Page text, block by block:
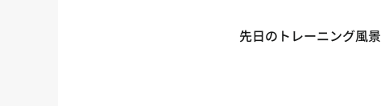
先日のトレーニング風景